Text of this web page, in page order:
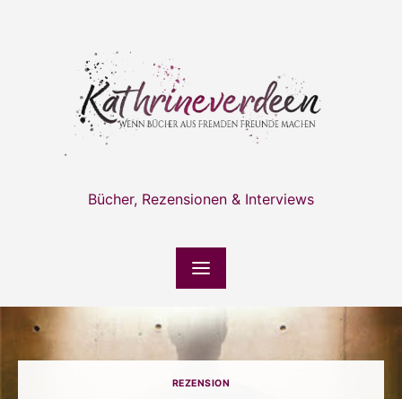
Bücher, Rezensionen & Interviews
REZENSION